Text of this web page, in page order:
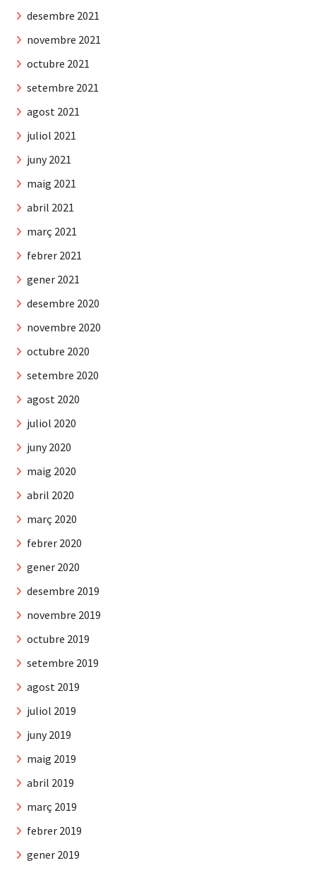
desembre 2021
novembre 2021
octubre 2021
setembre 2021
agost 2021
juliol 2021
juny 2021
maig 2021
abril 2021
març 2021
febrer 2021
gener 2021
desembre 2020
novembre 2020
octubre 2020
setembre 2020
agost 2020
juliol 2020
juny 2020
maig 2020
abril 2020
març 2020
febrer 2020
gener 2020
desembre 2019
novembre 2019
octubre 2019
setembre 2019
agost 2019
juliol 2019
juny 2019
maig 2019
abril 2019
març 2019
febrer 2019
gener 2019